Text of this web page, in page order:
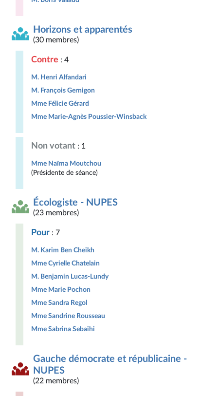
Horizons et apparentés
(30 membres)
Contre : 4
M. Henri Alfandari
M. François Gernigon
Mme Félicie Gérard
Mme Marie-Agnès Poussier-Winsback
Non votant : 1
Mme Naïma Moutchou
(Présidente de séance)
Écologiste - NUPES
(23 membres)
Pour : 7
M. Karim Ben Cheikh
Mme Cyrielle Chatelain
M. Benjamin Lucas-Lundy
Mme Marie Pochon
Mme Sandra Regol
Mme Sandrine Rousseau
Mme Sabrina Sebaihi
Gauche démocrate et républicaine -
NUPES
(22 membres)